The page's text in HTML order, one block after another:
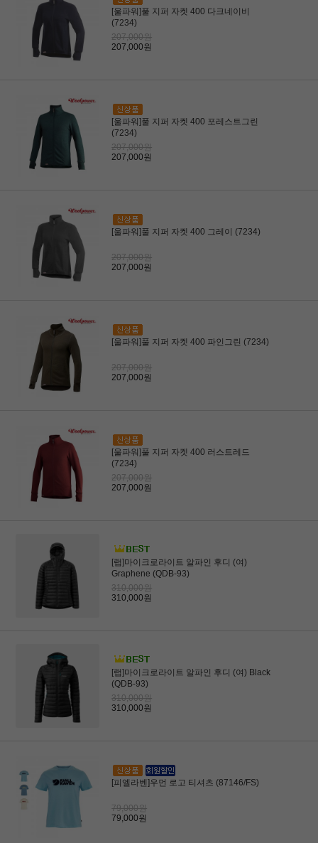
[울파워]풀 지퍼 자켓 400 다크네이비
(7234)
207,000원
207,000원
[울파워]풀 지퍼 자켓 400 포레스트그린
(7234)
207,000원
207,000원
[울파워]풀 지퍼 자켓 400 그레이 (7234)
207,000원
207,000원
[울파워]풀 지퍼 자켓 400 파인그린 (7234)
207,000원
207,000원
[울파워]풀 지퍼 자켓 400 러스트레드
(7234)
207,000원
207,000원
[랩]마이크로라이트 알파인 후디 (여)
Graphene (QDB-93)
310,000원
310,000원
[랩]마이크로라이트 알파인 후디 (여) Black
(QDB-93)
310,000원
310,000원
[피엘라벤]우먼 로고 티셔츠 (87146/FS)
79,000원
79,000원